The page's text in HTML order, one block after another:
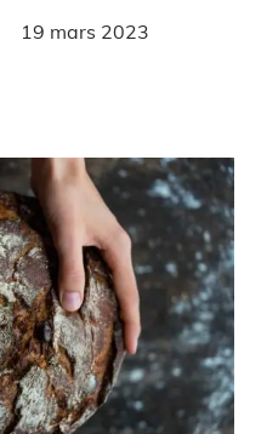
19 mars 2023